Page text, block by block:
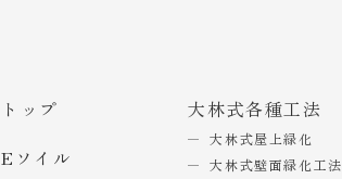
トップ
Eソイル
大林式各種工法
大林式屋上緑化
大林式壁面緑化工法